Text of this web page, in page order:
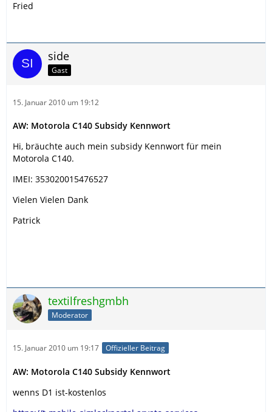
Fried
side
Gast
15. Januar 2010 um 19:12
AW: Motorola C140 Subsidy Kennwort
Hi, bräuchte auch mein subsidy Kennwort für mein
Motorola C140.
IMEI: 353020015476527
Vielen Vielen Dank
Patrick
textilfreshgmbh
Moderator
15. Januar 2010 um 19:17 Offizieller Beitrag
AW: Motorola C140 Subsidy Kennwort
wenns D1 ist-kostenlos